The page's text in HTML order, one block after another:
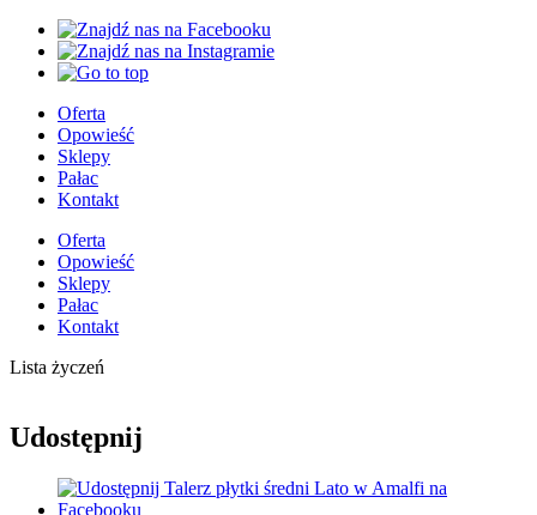
Oferta
Opowieść
Sklepy
Pałac
Kontakt
Oferta
Opowieść
Sklepy
Pałac
Kontakt
Lista życzeń
Udostępnij